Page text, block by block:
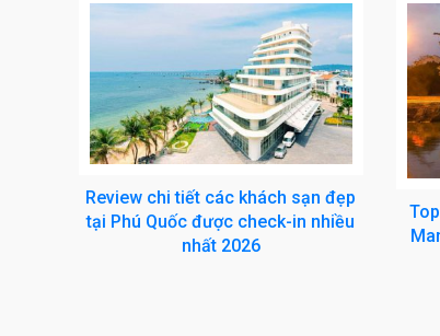
Review chi tiết các khách sạn đẹp
tại Phú Quốc được check-in nhiều
nhất 2026